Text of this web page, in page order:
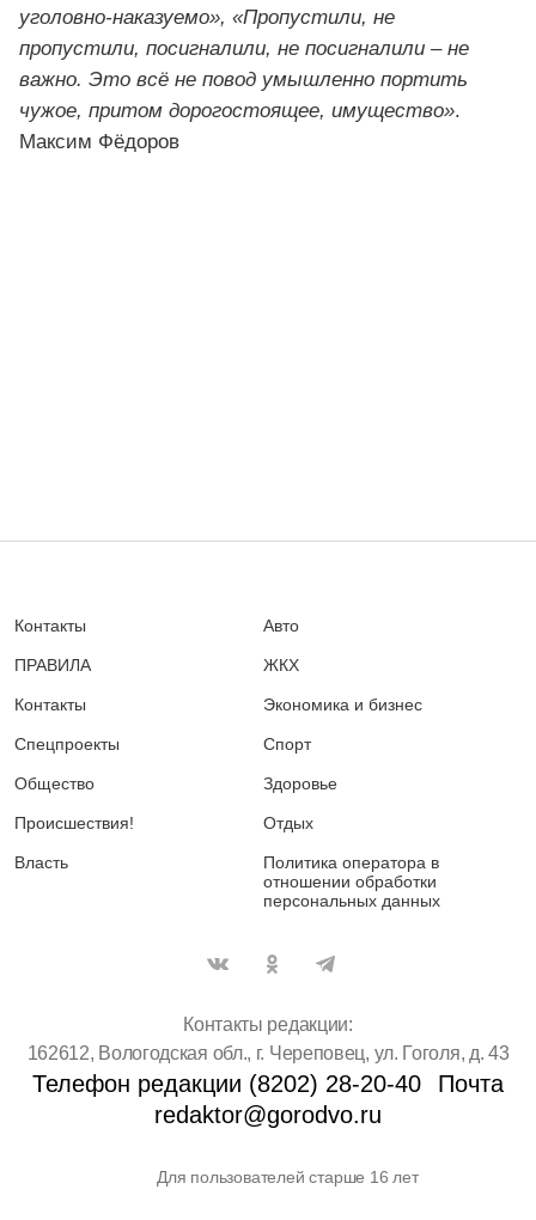
уголовно-наказуемо», «Пропустили, не
пропустили, посигналили, не посигналили – не
важно. Это всё не повод умышленно портить
чужое, притом дорогостоящее, имущество».
Максим Фёдоров
Контакты
ПРАВИЛА
Контакты
Спецпроекты
Общество
Происшествия!
Власть
Авто
ЖКХ
Экономика и бизнес
Спорт
Здоровье
Отдых
Политика оператора в
отношении обработки
персональных данных
Контакты редакции:
162612, Вологодская обл., г. Череповец, ул. Гоголя, д. 43
Телефон редакции (8202) 28-20-40
Почта
redaktor@gorodvo.ru
Для пользователей старше 16 лет